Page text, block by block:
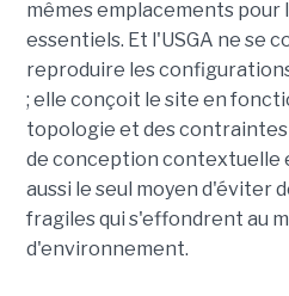
mêmes emplacements pour
essentiels. Et l'USGA ne se
reproduire les
; elle conçoit le site en
topologie et des contraintes
de conception contextuelle
aussi le seul moyen d'éviter
fragiles qui s'effondrent au
d'environnement.